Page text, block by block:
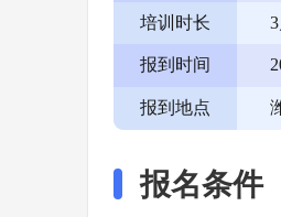
培训时长
报到时间
报到地点
报名条件